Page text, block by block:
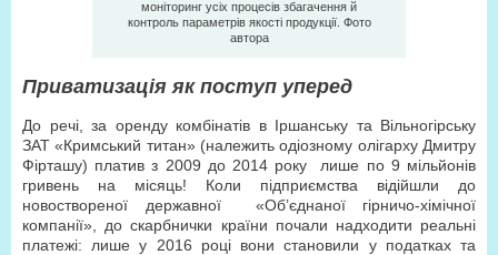
моніторинг усіх процесів збагачення й
контроль параметрів якості продукції. Фото
автора
Приватизація як поступ уперед
До речі, за оренду комбінатів в Іршанську та Вільногірську
ЗАТ «Кримський титан» (належить одіозному олігарху Дмитру
Фірташу) платив з 2009 до 2014 року лише по 9 мільйонів
гривень на місяць! Коли підприємства відійшли до
новоствореної державної «Об’єднаної гірничо-хімічної
компанії», до скарбнички країни почали надходити реальні
платежі: лише у 2016 році вони становили у податках та